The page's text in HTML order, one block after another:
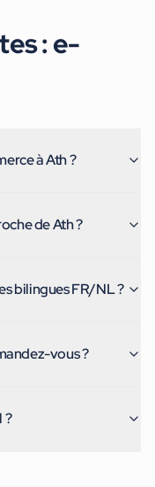
:e-
à Ath ?
de Ath ?
bilingues FR/NL ?
vous ?
?